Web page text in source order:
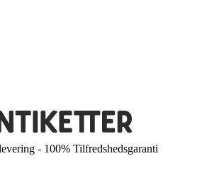
- 100% Tilfredshedsgaranti